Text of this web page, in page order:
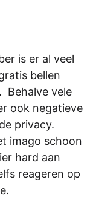
is er al veel
bellen
Behalve vele
ook negatieve
privacy.
imago schoon
hard aan
reageren op